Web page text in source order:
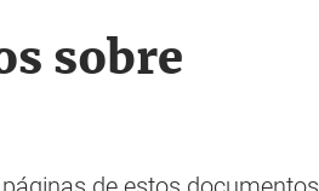
sobre